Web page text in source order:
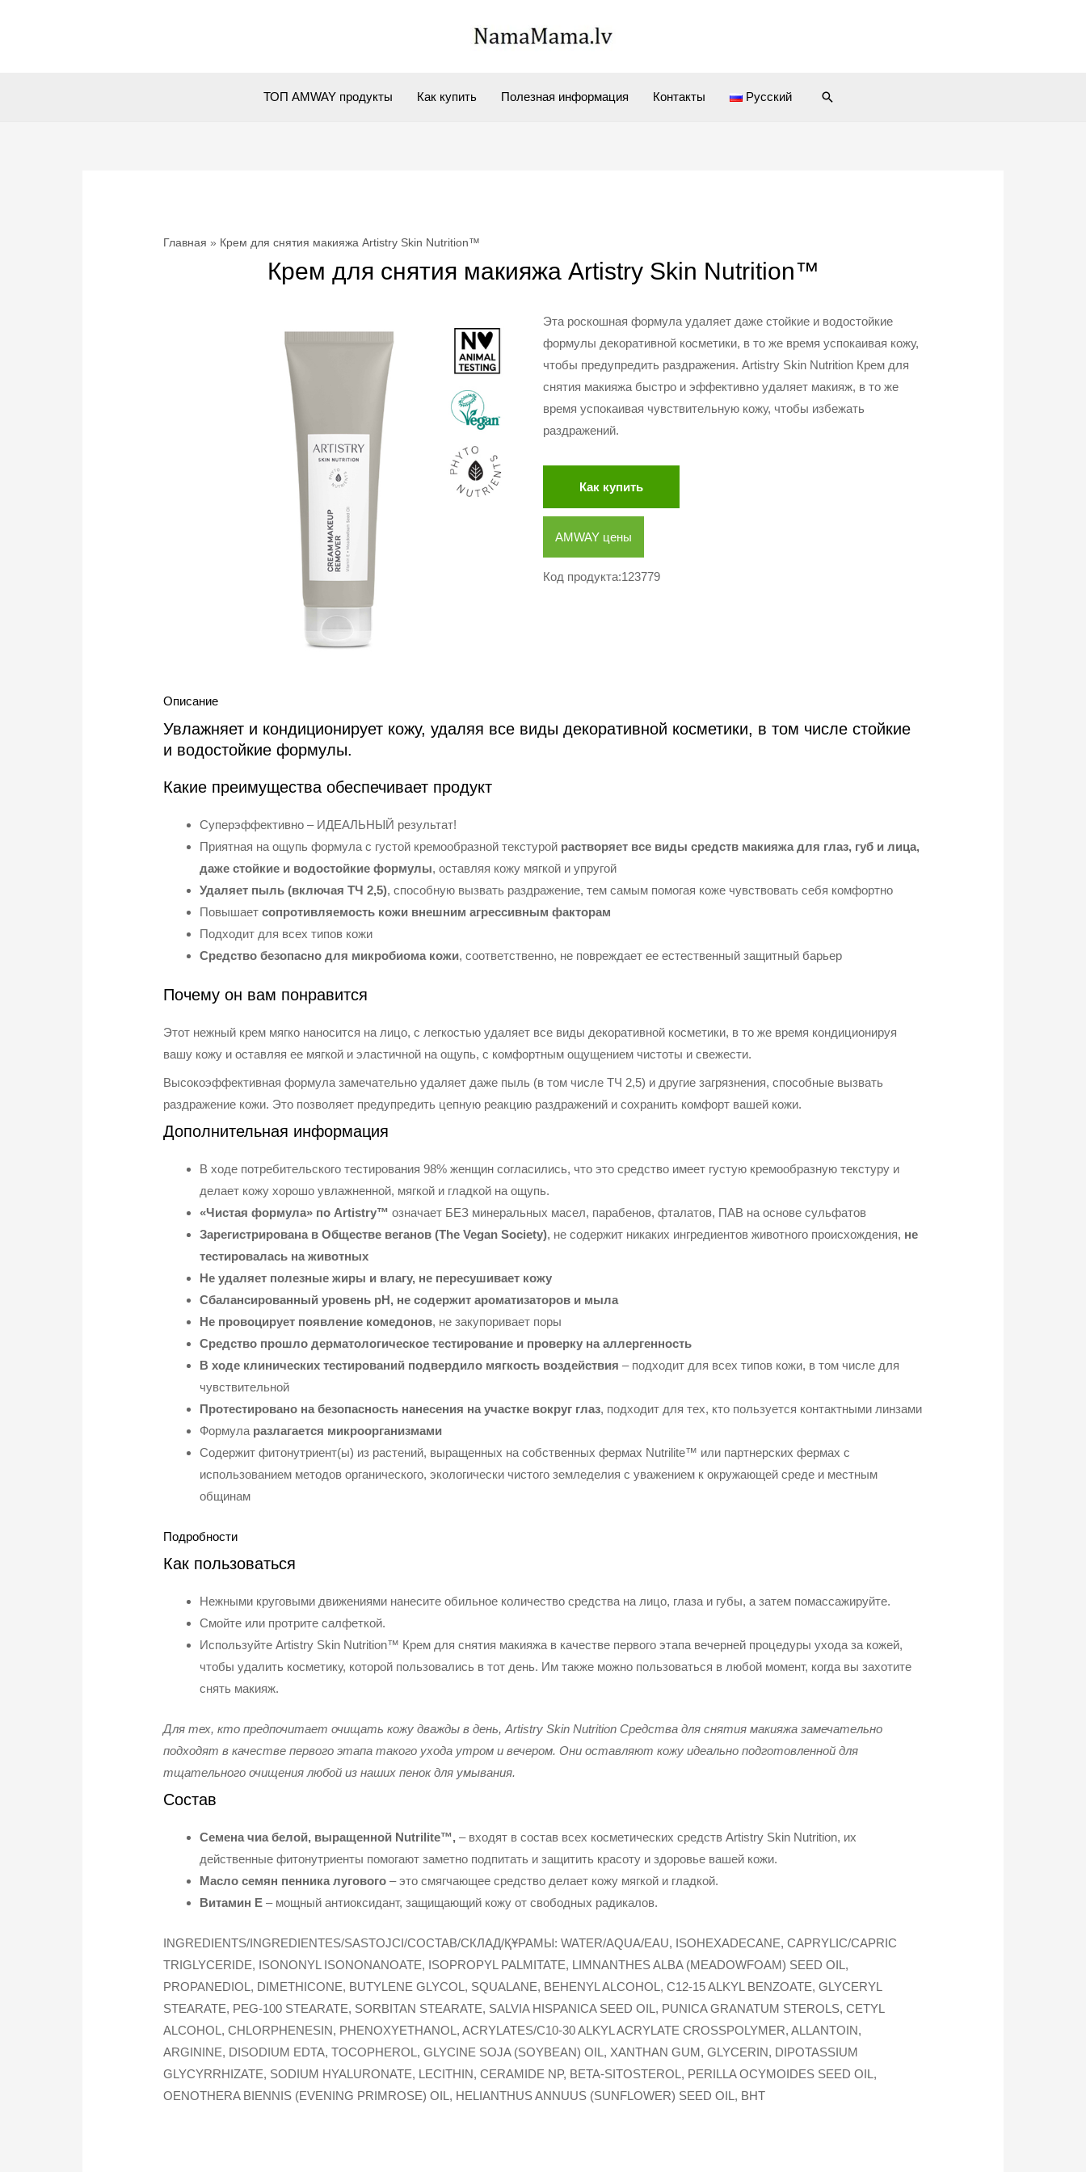
ТОП AMWAY продукты Как купить Полезная информация Контакты Русский Поиск
Главная Крем для снятия макияжа Artistry Skin Nutrition™
Крем для снятия макияжа Artistry Skin Nutrition™
Эта роскошная формула удаляет даже стойкие и водостойкие
формулы декоративной косметики, в то же время успокаивая кожу,
чтобы предупредить раздражения. Artistry Skin Nutrition Крем для
снятия макияжа быстро и эффективно удаляет макияж, в то же
время успокаивая чувствительную кожу, чтобы избежать
раздражений.
Как купить
AMWAY цены
Код продукта:123779
Описание
Увлажняет и кондиционирует кожу, удаляя все виды декоративной косметики, в том числе стойкие
и водостойкие формулы.
Какие преимущества обеспечивает продукт
Суперэффективно – ИДЕАЛЬНЫЙ результат!
Приятная на ощупь формула с густой кремообразной текстурой растворяет все виды средств макияжа для глаз, губ и лица,
даже стойкие и водостойкие формулы, оставляя кожу мягкой и упругой
Удаляет пыль (включая ТЧ 2,5), способную вызвать раздражение, тем самым помогая коже чувствовать себя комфортно
Повышаетсопротивляемость кожи внешним агрессивным факторам
Подходит для всех типов кожи
Средство безопасно для микробиома кожи, соответственно, не повреждает ее естественный защитный барьер
Почему он вам понравится
Этот нежный крем мягко наносится на лицо, с легкостью удаляет все виды декоративной косметики, в то же время кондиционируя
вашу кожу и оставляя ее мягкой и эластичной на ощупь, с комфортным ощущением чистоты и свежести.
Высокоэффективная формула замечательно удаляет даже пыль (в том числе ТЧ 2,5) и другие загрязнения, способные вызвать
раздражение кожи. Это позволяет предупредить цепную реакцию раздражений и сохранить комфорт вашей кожи.
Дополнительная информация
В ходе потребительского тестирования 98% женщин согласились, что это средство имеет густую кремообразную текстуру и
делает кожу хорошо увлажненной, мягкой и гладкой на ощупь.
«Чистая формула» по Artistry™означает БЕЗ минеральных масел, парабенов, фталатов, ПАВ на основе сульфатов
Зарегистрирована в Обществе веганов (The Vegan Society), не содержит никаких ингредиентов животного происхождения, не
тестировалась на животных
Не удаляет полезные жиры и влагу, не пересушивает кожу
Сбалансированный уровень pH, не содержит ароматизаторов и мыла
Не провоцирует появление комедонов, не закупоривает поры
Средство прошло дерматологическое тестирование и проверку на аллергенность
В ходе клинических тестирований подвердило мягкость воздействия – подходит для всех типов кожи, в том числе для
чувствительной
Протестировано на безопасность нанесения на участке вокруг глаз, подходит для тех, кто пользуется контактными линзами
Формула разлагается микроорганизмами
Содержит фитонутриент(ы) из растений, выращенных на собственных фермах Nutrilite™ или партнерских фермах с
использованием методов органического, экологически чистого земледелия с уважением к окружающей среде и местным
общинам
Подробности
Как пользоваться
Нежными круговыми движениями нанесите обильное количество средства на лицо, глаза и губы, а затем помассажируйте.
Смойте или протрите салфеткой.
Используйте Artistry Skin Nutrition™ Крем для снятия макияжа в качестве первого этапа вечерней процедуры ухода за кожей,
чтобы удалить косметику, которой пользовались в тот день. Им также можно пользоваться в любой момент, когда вы захотите
снять макияж.
Для тех, кто предпочитает очищать кожу дважды в день, Artistry Skin Nutrition Средства для снятия макияжа замечательно
подходят в качестве первого этапа такого ухода утром и вечером. Они оставляют кожу идеально подготовленной для
тщательного очищения любой из наших пенок для умывания.
Состав
Семена чиа белой, выращенной Nutrilite™, – входят в состав всех косметических средств Artistry Skin Nutrition, их
действенные фитонутриенты помогают заметно подпитать и защитить красоту и здоровье вашей кожи.
Масло семян пенника лугового – это смягчающее средство делает кожу мягкой и гладкой.
Витамин E– мощный антиоксидант, защищающий кожу от свободных радикалов.
INGREDIENTS/INGREDIENTES/SASTOJCI/COCTAB/СКЛАД/ҚҰРАМЫ: WATER/AQUA/EAU, ISOHEXADECANE, CAPRYLIC/CAPRIC
TRIGLYCERIDE, ISONONYL ISONONANOATE, ISOPROPYL PALMITATE, LIMNANTHES ALBA (MEADOWFOAM) SEED OIL,
PROPANEDIOL, DIMETHICONE, BUTYLENE GLYCOL, SQUALANE, BEHENYL ALCOHOL, C12-15 ALKYL BENZOATE, GLYCERYL
STEARATE, PEG-100 STEARATE, SORBITAN STEARATE, SALVIA HISPANICA SEED OIL, PUNICA GRANATUM STEROLS, CETYL
ALCOHOL, CHLORPHENESIN, PHENOXYETHANOL, ACRYLATES/C10-30 ALKYL ACRYLATE CROSSPOLYMER, ALLANTOIN,
ARGININE, DISODIUM EDTA, TOCOPHEROL, GLYCINE SOJA (SOYBEAN) OIL, XANTHAN GUM, GLYCERIN, DIPOTASSIUM
GLYCYRRHIZATE, SODIUM HYALURONATE, LECITHIN, CERAMIDE NP, BETA-SITOSTEROL, PERILLA OCYMOIDES SEED OIL,
OENOTHERA BIENNIS (EVENING PRIMROSE) OIL, HELIANTHUS ANNUUS (SUNFLOWER) SEED OIL, BHT